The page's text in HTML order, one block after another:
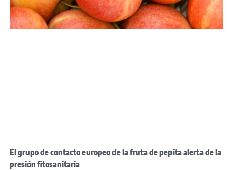
El grupo de contacto europeo de la fruta de pepita alerta de la
presión fitosanitaria